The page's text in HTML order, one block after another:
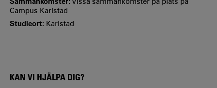
Campus Karlstad
Studieort: Karlstad
KAN VI HJÄLPA DIG?